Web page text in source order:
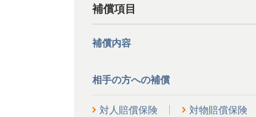
補償項目
補償内容
相手の方への補償
対人賠償保険 対物賠償保険